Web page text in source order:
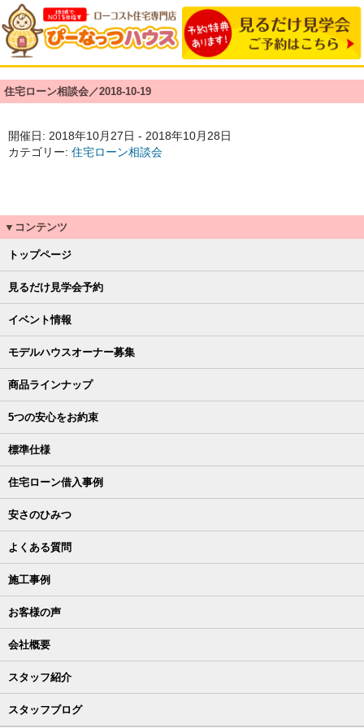
住宅ローン相談会／2018-10-19
開催日: 2018年10月27日 - 2018年10月28日
カテゴリー: 住宅ローン相談会
▼コンテンツ
トップページ
見るだけ見学会予約
イベント情報
モデルハウスオーナー募集
商品ラインナップ
5つの安心をお約束
標準仕様
住宅ローン借入事例
安さのひみつ
よくある質問
施工事例
お客様の声
会社概要
スタッフ紹介
スタッフブログ